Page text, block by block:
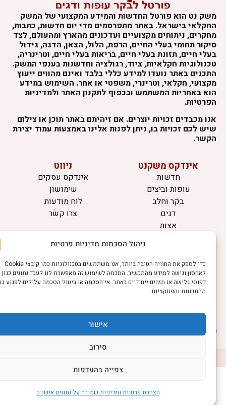
ניהול הסכמות מדיניות פרטיות
כדי לספק את החוויה הטובה ביותר, אנו משתמשים בטכנולוגיות כמו קובצי Cookie
לאחסון וגישה למידע מהמכשיר. הסכמה לשימוש זה מאפשרת לנו לעבד נתונים כגון
דפוסי גלישה או מזהים ייחודיים באתר. אי־הסכמה או ביטול הסכמה עלולים לפגוע בחלק
מהתכונות והפונקציות.
אישור
סירוב
צפייה בהעדפות
הצהרת פרטיות ומדיניות שמירה על נתונים אישיים
נט הוא פורטל החדשות והמידע המקצועי של המשק
בישראל. באתר מתפרסמים מדי יום חדשות, כתבות,
ניתוחים מקצועיים ועדכונים מהארץ ומהעולם, לצד
תחומי בעלי החיים, הרפת, הלול, הצאן, הדגה, גידול
חיים, תזונת בעלי חיים, בריאות בעלי חיים, וטרינריה,
חקלאיות, ציוד, רגולציה וחדשנות בענפי המשק.
באתר נועדו למידע כללי בלבד ואינם מהווים ייעוץ
חקלאי, וטרינרי, משפטי או אחר. השימוש במידע
באחריות המשתמש ובכפוף לתקנון האתר ולמדיניות
מכבדים זכויות יוצרים. אם זיהיתם באתר תוכן או צילום
לכם זכויות בו, ניתן לפנות אלינו באמצעות עמוד יצירת
אינדקס משקנט
חדשות
עופות וביצים
בקר וחלב
דגים
אצות
ניווט
אינדקס עסקים
שימושון
לוח מודעות
צרו קשר
מידע
תקנון
הרשמה לניוזלטר